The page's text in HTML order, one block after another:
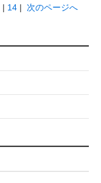
| 14 | 次のページへ